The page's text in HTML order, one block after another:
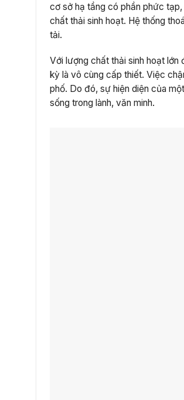
cơ sở hạ tầng có phần phức
chất thải sinh hoạt. Hệ thống
tải.
Với lượng chất thải sinh hoạt
kỳ là vô cùng cấp thiết. Việc
phố. Do đó, sự hiện diện của
sống trong lành, văn minh.